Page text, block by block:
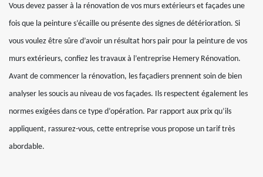
Vous devez passer à la rénovation de vos murs extérieurs et façades une
fois que la peinture s’écaille ou présente des signes de détérioration. Si
vous voulez être sûre d’avoir un résultat hors pair pour la peinture de vos
murs extérieurs, confiez les travaux à l’entreprise Hemery Rénovation.
Avant de commencer la rénovation, les façadiers prennent soin de bien
analyser les soucis au niveau de vos façades. Ils respectent également les
normes exigées dans ce type d’opération. Par rapport aux prix qu’ils
appliquent, rassurez-vous, cette entreprise vous propose un tarif très
abordable.